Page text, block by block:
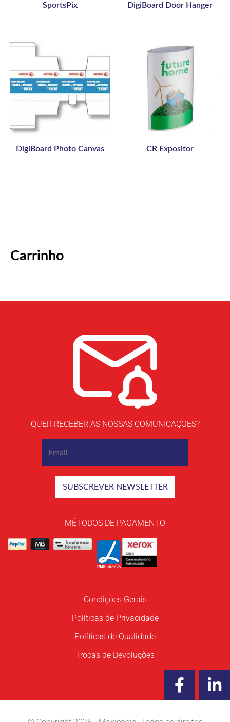
Carrinho
SportsPix DigiBoard Door Hanger
DigiBoard Photo Canvas CR Expositor
QUER RECEBER AS NOSSAS COMUNICAÇÕES?
MÉTODOS DE PAGAMENTO
Condições Gerais
Políticas de Privacidade
Políticas de Qualidade
Trocas de Devoluções
F
a
i